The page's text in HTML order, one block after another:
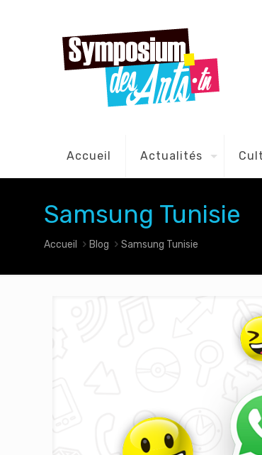
Accueil Actualités
Samsung Tunisie
Accueil Blog Samsung Tunisie